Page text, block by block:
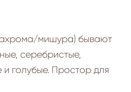
мишура) бывают
серебристые,
голубые. Простор для